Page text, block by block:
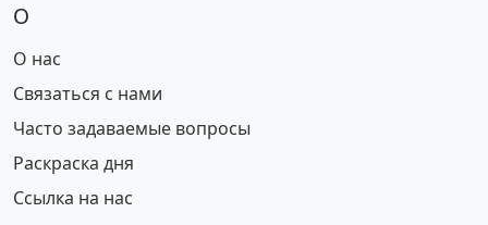
О
О нас
Связаться с нами
Часто задаваемые вопросы
Раскраска дня
Ссылка на нас